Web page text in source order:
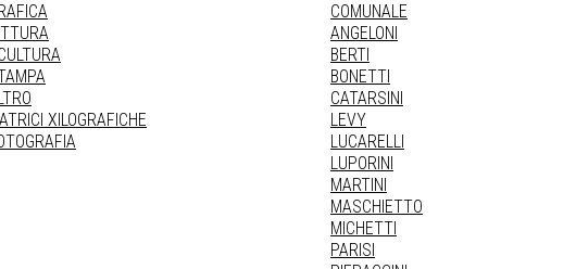
XILOGRAFICHE
COMUNALE
ANGELONI
BERTI
BONETTI
CATARSINI
LEVY
LUCARELLI
LUPORINI
MARTINI
MASCHIETTO
MICHETTI
PARISI